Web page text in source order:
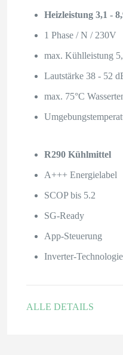
Heizleistung 3,1 -
1 Phase / N / 230V
max. Kühlleistung
Lautstärke 38 - 52
max. 75°C
R290 Kühlmittel
A+++ Energielabel
SCOP bis 5.2
SG-Ready
App-Steuerung
Inverter-Technologie
ALLE DETAILS